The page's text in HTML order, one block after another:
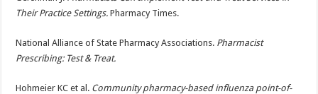
Their Practice Settings. Pharmacy Times.
National Alliance of State Pharmacy Associations. Pharmacist
Prescribing: Test & Treat.
Hohmeier KC et al. Community pharmacy-based influenza point-of-